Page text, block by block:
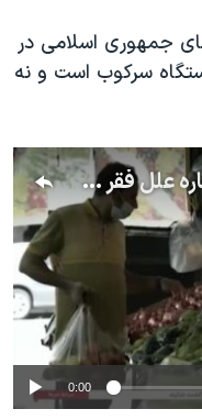
جمهوری اسلامی در
سرکوب است و نه
توضیحات سیامک جوادی درباره علل فقر مردم ایران علیرغم تقویت نیروهای نیابتی جمهوری اسلامی
No media
0:00